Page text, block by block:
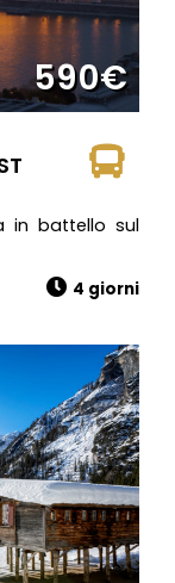
590€
in battello sul
4 giorni